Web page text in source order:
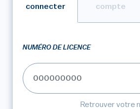
connecter
compte
NUMÉRO DE LICENCE
Retrouver votre